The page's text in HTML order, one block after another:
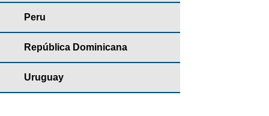
Peru
República Dominicana
Uruguay